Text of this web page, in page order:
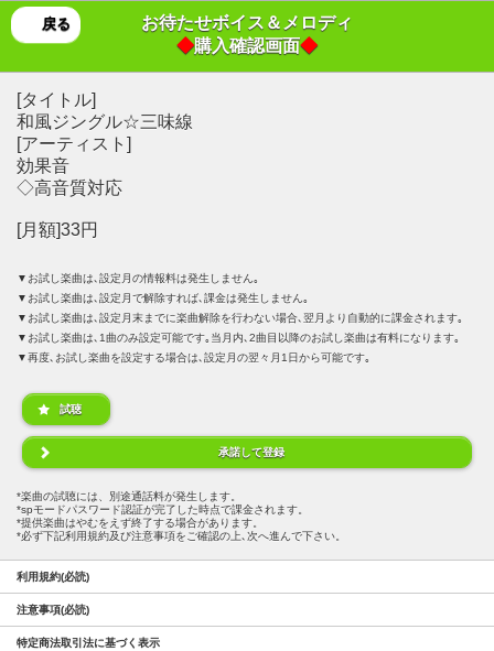
戻る
お待たせボイス＆メロディ
◆購入確認画面◆
[タイトル]
和風ジングル☆三味線
[アーティスト]
効果音
◇高音質対応
[月額]33円
▼お試し楽曲は､設定月の情報料は発生しません｡
▼お試し楽曲は､設定月で解除すれば､課金は発生しません｡
▼お試し楽曲は､設定月末までに楽曲解除を行わない場合､翌月より自動的に課金されます｡
▼お試し楽曲は､1曲のみ設定可能です｡当月内､2曲目以降のお試し楽曲は有料になります｡
▼再度､お試し楽曲を設定する場合は､設定月の翌々月1日から可能です｡
試聴
承諾して登録
楽曲の試聴には、別途通話料が発生します。
spモードパスワード認証が完了した時点で課金されます。
提供楽曲はやむをえず終了する場合があります。
必ず下記利用規約及び注意事項をご確認の上､次へ進んで下さい。
利用規約(必読)
注意事項(必読)
特定商法取引法に基づく表示